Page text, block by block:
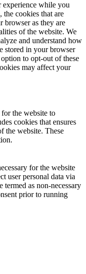
experience while you
the cookies that are
browser as they are
of the website. We
and understand how
stored in your browser
to opt-out of these
may affect your
for the website to
cookies that ensures
the website. These
for the website
user personal data via
termed as non-necessary
prior to running